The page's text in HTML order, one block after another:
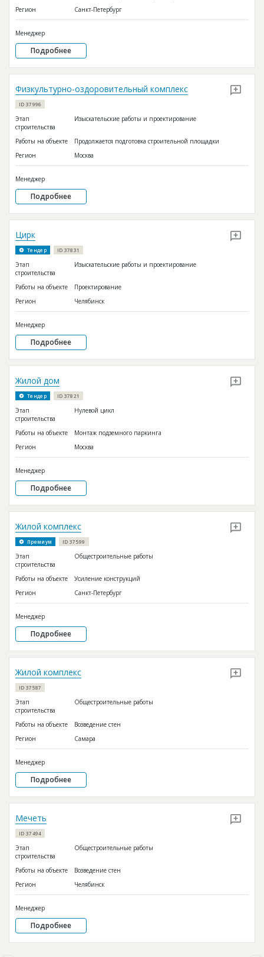
Регион
Санкт-Петербург
Менеджер
Подробнее
ID 37996
Физкультурно-оздоровительный комплекс
Этап
строительства
Изыскательские работы и проектирование
Работы на объекте
Продолжается подготовка строительной площадки
Регион
Москва
Менеджер
Подробнее
Тендер ID 37831
Цирк
Этап
строительства
Изыскательские работы и проектирование
Работы на объекте
Проектирование
Регион
Челябинск
Менеджер
Подробнее
Тендер ID 37821
Жилой дом
Этап
строительства
Нулевой цикл
Работы на объекте
Монтаж подземного паркинга
Регион
Москва
Менеджер
Подробнее
Премиум ID 37599
Жилой комплекс
Этап
строительства
Общестроительные работы
Работы на объекте
Усиление конструкций
Регион
Санкт-Петербург
Менеджер
Подробнее
ID 37587
Жилой комплекс
Этап
строительства
Общестроительные работы
Работы на объекте
Возведение стен
Регион
Самара
Менеджер
Подробнее
ID 37494
Мечеть
Этап
строительства
Общестроительные работы
Работы на объекте
Возведение стен
Регион
Челябинск
Менеджер
Подробнее